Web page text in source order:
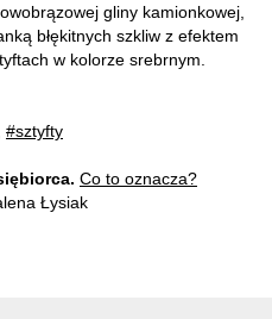
gliny kamionkowej,
błękitnych szkliw z efektem
w kolorze srebrnym.
#sztyfty
Co to oznacza?
Łysiak